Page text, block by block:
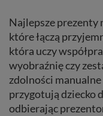
Najlepsze prezenty
które łączą
która uczy
wyobraźnię czy
zdolności
przygotują dziecko
odbierając